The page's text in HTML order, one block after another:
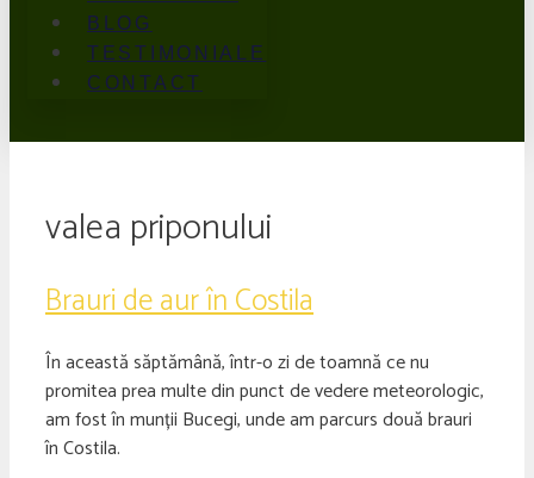
BLOG
TESTIMONIALE
CONTACT
valea priponului
Brauri de aur în Costila
În această săptămână, într-o zi de toamnă ce nu
promitea prea multe din punct de vedere meteorologic,
am fost în munții Bucegi, unde am parcurs două brauri
în Costila.